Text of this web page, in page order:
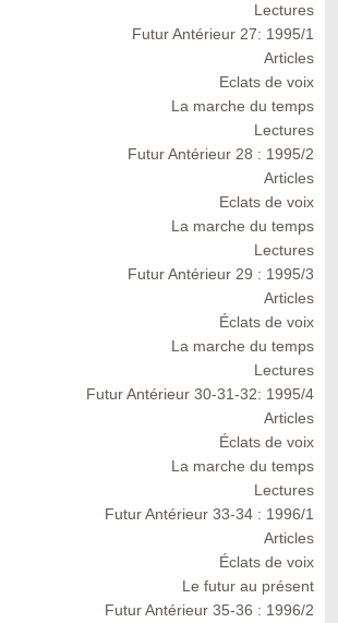
Lectures
Futur Antérieur 27: 1995/1
Articles
Eclats de voix
La marche du temps
Lectures
Futur Antérieur 28 : 1995/2
Articles
Eclats de voix
La marche du temps
Lectures
Futur Antérieur 29 : 1995/3
Articles
Éclats de voix
La marche du temps
Lectures
Futur Antérieur 30-31-32: 1995/4
Articles
Éclats de voix
La marche du temps
Lectures
Futur Antérieur 33-34 : 1996/1
Articles
Éclats de voix
Le futur au présent
Futur Antérieur 35-36 : 1996/2